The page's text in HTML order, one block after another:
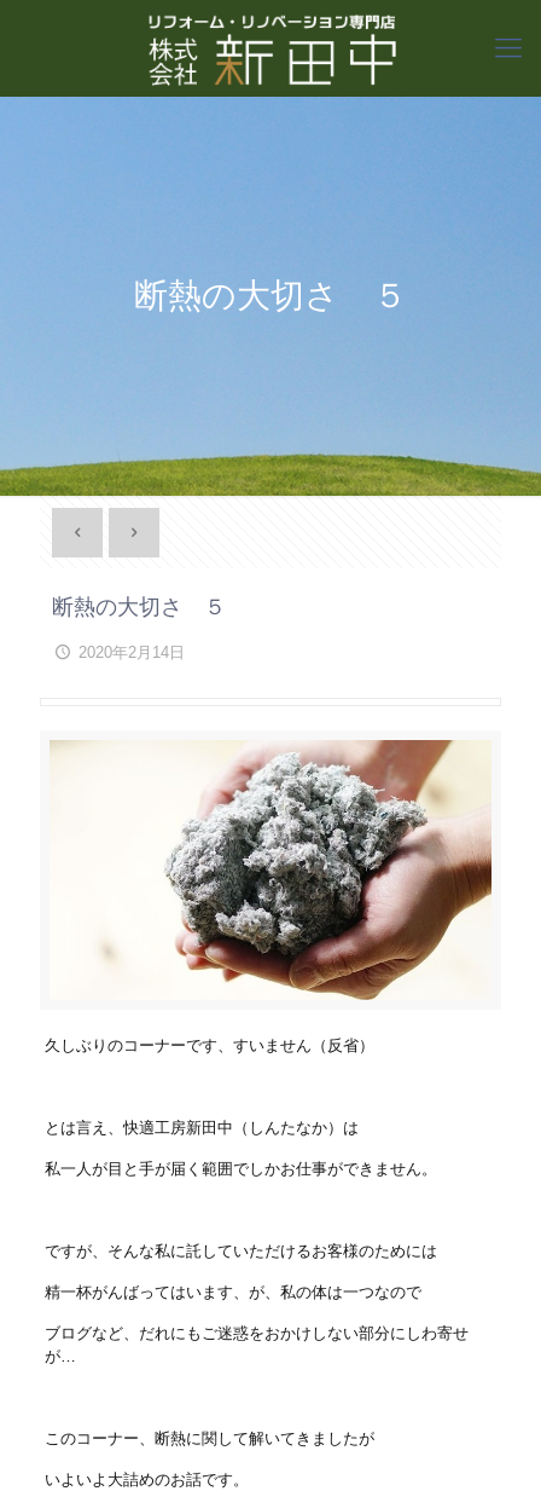
断熱の大切さ ５
断熱の大切さ ５
2020年2月14日
久しぶりのコーナーです、すいません（反省）
とは言え、快適工房新田中（しんたなか）は
私一人が目と手が届く範囲でしかお仕事ができません。
ですが、そんな私に託していただけるお客様のためには
精一杯がんばってはいます、が、私の体は一つなので
ブログなど、だれにもご迷惑をおかけしない部分にしわ寄せ
が…
このコーナー、断熱に関して解いてきましたが
いよいよ大詰めのお話です。